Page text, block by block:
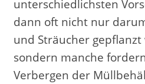
unterschiedlichsten
dann oft nicht nur
und Sträucher
sondern manche
Verbergen der